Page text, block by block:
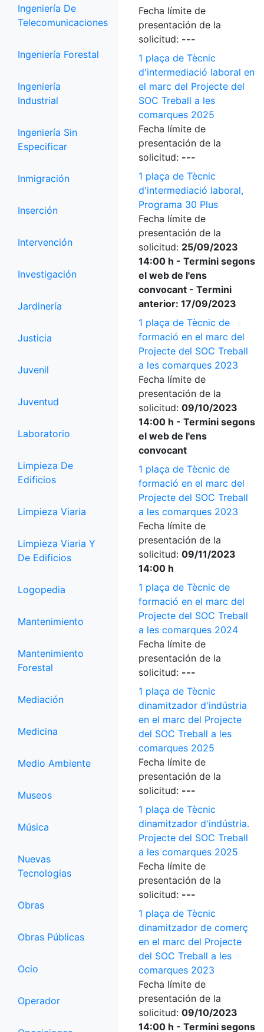
Ingeniería De
Telecomunicaciones
Ingeniería Forestal
Ingeniería
Industrial
Ingeniería Sin
Especificar
Inmigración
Inserción
Intervención
Investigación
Jardinería
Justicia
Juvenil
Juventud
Laboratorio
Limpieza De
Edificios
Limpieza Viaria
Limpieza Viaria Y
De Edificios
Logopedia
Mantenimiento
Mantenimiento
Forestal
Mediación
Medicina
Medio Ambiente
Museos
Música
Nuevas
Tecnologias
Obras
Obras Públicas
Ocio
Operador
Fecha límite de
presentación de la
solicitud: ---
1 plaça de Tècnic
d'intermediació laboral en
el marc del Projecte del
SOC Treball a les
comarques 2025
Fecha límite de
presentación de la
solicitud: ---
1 plaça de Tècnic
d'intermediació laboral,
Programa 30 Plus
Fecha límite de
presentación de la
solicitud: 25/09/2023
14:00 h - Termini segons
el web de l'ens
convocant - Termini
anterior: 17/09/2023
1 plaça de Tècnic de
formació en el marc del
Projecte del SOC Treball
a les comarques 2023
Fecha límite de
presentación de la
solicitud: 09/10/2023
14:00 h - Termini segons
el web de l'ens
convocant
1 plaça de Tècnic de
formació en el marc del
Projecte del SOC Treball
a les comarques 2023
Fecha límite de
presentación de la
solicitud: 09/11/2023
14:00 h
1 plaça de Tècnic de
formació en el marc del
Projecte del SOC Treball
a les comarques 2024
Fecha límite de
presentación de la
solicitud: ---
1 plaça de Tècnic
dinamitzador d'indústria
en el marc del Projecte
del SOC Treball a les
comarques 2025
Fecha límite de
presentación de la
solicitud: ---
1 plaça de Tècnic
dinamitzador d'indústria.
Projecte del SOC Treball
a les comarques 2025
Fecha límite de
presentación de la
solicitud: ---
1 plaça de Tècnic
dinamitzador de comerç
en el marc del Projecte
del SOC Treball a les
comarques 2023
Fecha límite de
presentación de la
solicitud: 09/10/2023
14:00 h - Termini segons